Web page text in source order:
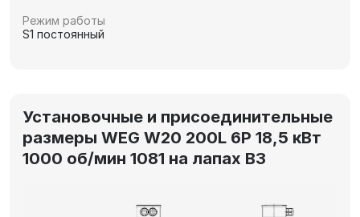
Режим работы
S1 постоянный
Установочные и присоединительные
размеры WEG W20 200L 6P 18,5 кВт
1000 об/мин 1081 на лапах В3